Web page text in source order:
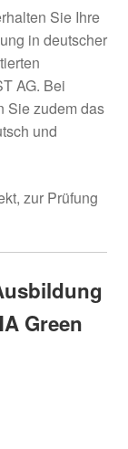
Sie Ihre
in deutscher
AG. Bei
Sie zudem das
und
zur Prüfung
Green